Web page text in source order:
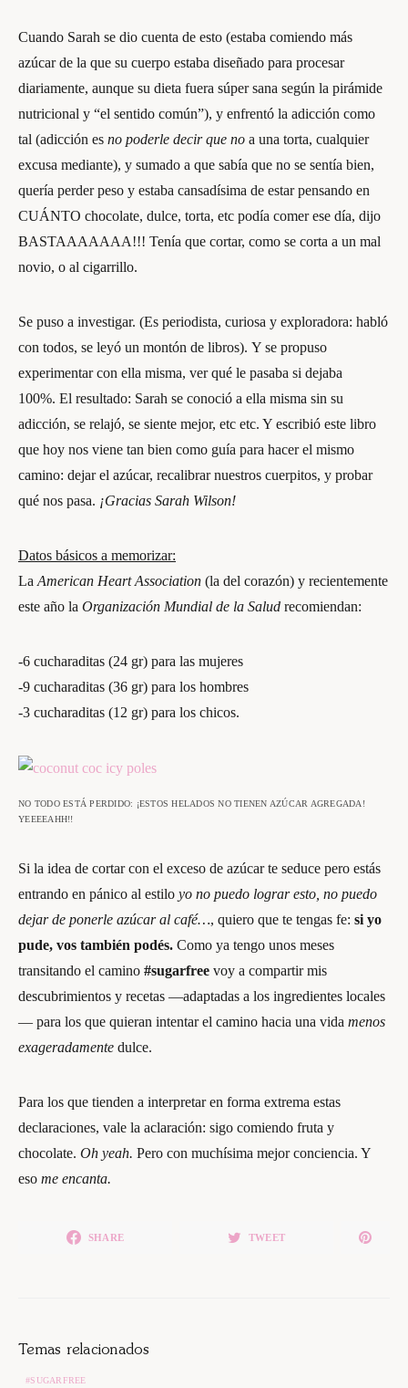
Cuando Sarah se dio cuenta de esto (estaba comiendo más
azúcar de la que su cuerpo estaba diseñado para procesar
diariamente, aunque su dieta fuera súper sana según la pirámide
nutricional y “el sentido común”), y enfrentó la adicción como
tal (adicción es no poderle decir que no a una torta, cualquier
excusa mediante), y sumado a que sabía que no se sentía bien,
quería perder peso y estaba cansadísima de estar pensando en
CUÁNTO chocolate, dulce, torta, etc podía comer ese día, dijo
BASTAAAAAAA!!! Tenía que cortar, como se corta a un mal
novio, o al cigarrillo.
Se puso a investigar. (Es periodista, curiosa y exploradora: habló
con todos, se leyó un montón de libros). Y se propuso
experimentar con ella misma, ver qué le pasaba si dejaba
100%. El resultado: Sarah se conoció a ella misma sin su
adicción, se relajó, se siente mejor, etc etc. Y escribió este libro
que hoy nos viene tan bien como guía para hacer el mismo
camino: dejar el azúcar, recalibrar nuestros cuerpitos, y probar
qué nos pasa. ¡Gracias Sarah Wilson!
Datos básicos a memorizar:
La American Heart Association (la del corazón) y recientemente
este año la Organización Mundial de la Salud recomiendan:
-6 cucharaditas (24 gr) para las mujeres
-9 cucharaditas (36 gr) para los hombres
-3 cucharaditas (12 gr) para los chicos.
NO TODO ESTÁ PERDIDO: ¡ESTOS HELADOS NO TIENEN AZÚCAR AGREGADA!
YEEEEAHH!!
Si la idea de cortar con el exceso de azúcar te seduce pero estás
entrando en pánico al estilo yo no puedo lograr esto, no puedo
dejar de ponerle azúcar al café…, quiero que te tengas fe: si yo
pude, vos también podés. Como ya tengo unos meses
transitando el camino #sugarfree voy a compartir mis
descubrimientos y recetas —adaptadas a los ingredientes locales
— para los que quieran intentar el camino hacia una vida menos
exageradamente dulce.
Para los que tienden a interpretar en forma extrema estas
declaraciones, vale la aclaración: sigo comiendo fruta y
chocolate. Oh yeah. Pero con muchísima mejor conciencia. Y
eso me encanta.
SHARE TWEET
Temas relacionados
SUGARFREE